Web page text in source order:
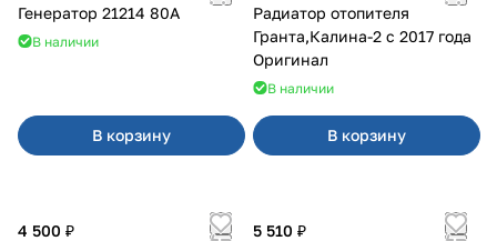
Генератор 21214 80А
В наличии
В корзину
Радиатор отопителя
Гранта,Калина-2 с 2017 года
Оригинал
В наличии
В корзину
4 500 ₽
5 510 ₽